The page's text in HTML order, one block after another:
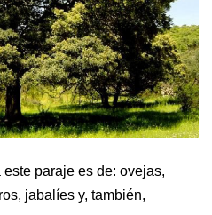
paraje es de: ovejas,
jabalíes y, también,